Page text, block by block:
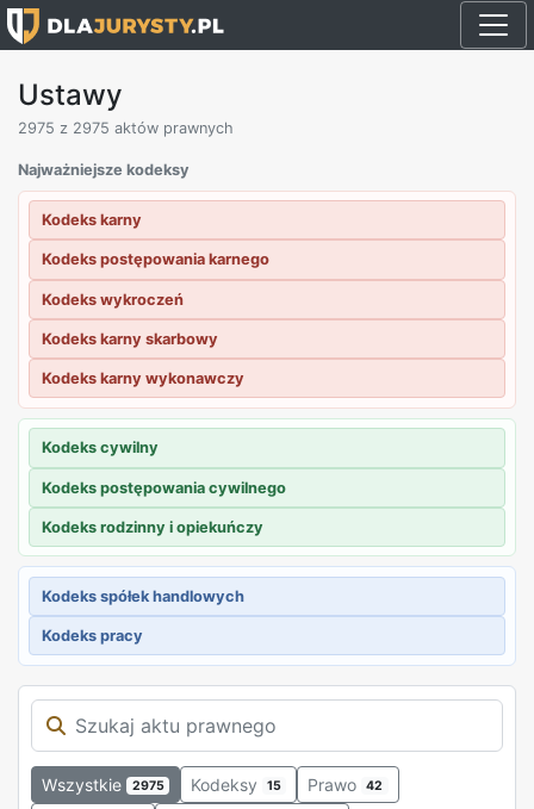
Ustawy
2975 z 2975 aktów prawnych
Najważniejsze kodeksy
Kodeks karny
Kodeks postępowania karnego
Kodeks wykroczeń
Kodeks karny skarbowy
Kodeks karny wykonawczy
Kodeks cywilny
Kodeks postępowania cywilnego
Kodeks rodzinny i opiekuńczy
Kodeks spółek handlowych
Kodeks pracy
Wszystkie 2975 Kodeksy 15 Prawo 42